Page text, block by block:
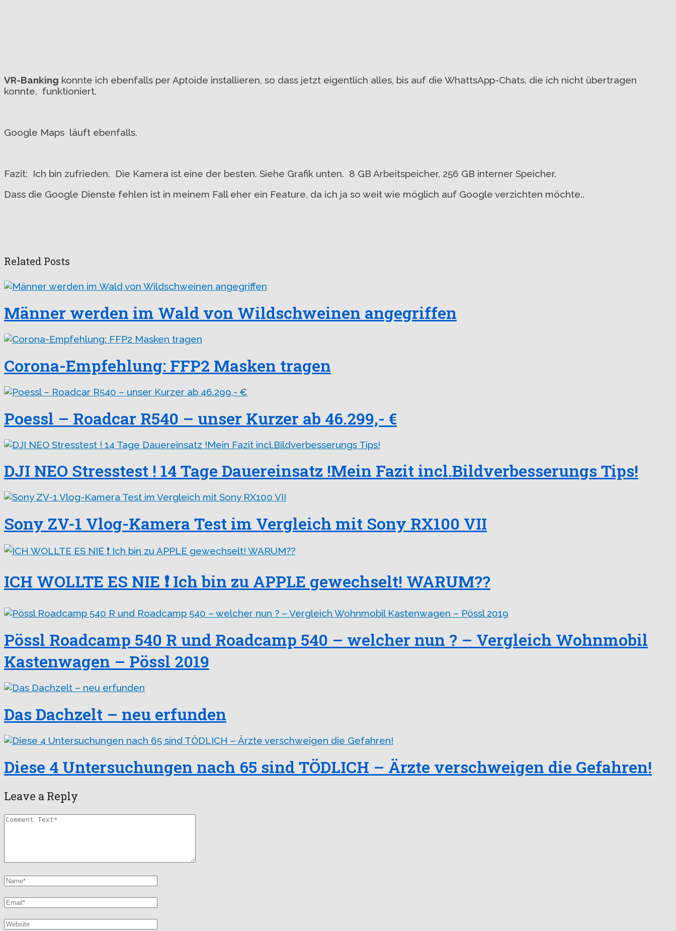
VR-Banking konnte ich ebenfalls per Aptoide installieren, so dass jetzt eigentlich alles, bis auf die WhattsApp-Chats, die ich nicht übertragen
konnte, funktioniert.
Google Maps läuft ebenfalls.
Fazit: Ich bin zufrieden. Die Kamera ist eine der besten. Siehe Grafik unten. 8 GB Arbeitspeicher, 256 GB interner Speicher.
Dass die Google Dienste fehlen ist in meinem Fall eher ein Feature, da ich ja so weit wie möglich auf Google verzichten möchte..
Related Posts
Männer werden im Wald von Wildschweinen angegriffen
Corona-Empfehlung: FFP2 Masken tragen
Poessl – Roadcar R540 – unser Kurzer ab 46.299,- €
DJI NEO Stresstest ! 14 Tage Dauereinsatz !Mein Fazit incl.Bildverbesserungs Tips!
Sony ZV-1 Vlog-Kamera Test im Vergleich mit Sony RX100 VII
ICH WOLLTE ES NIE ❗️ Ich bin zu APPLE gewechselt! WARUM??
Pössl Roadcamp 540 R und Roadcamp 540 – welcher nun ? – Vergleich Wohnmobil
Kastenwagen – Pössl 2019
Das Dachzelt – neu erfunden
Diese 4 Untersuchungen nach 65 sind TÖDLICH – Ärzte verschweigen die Gefahren!
Leave a Reply